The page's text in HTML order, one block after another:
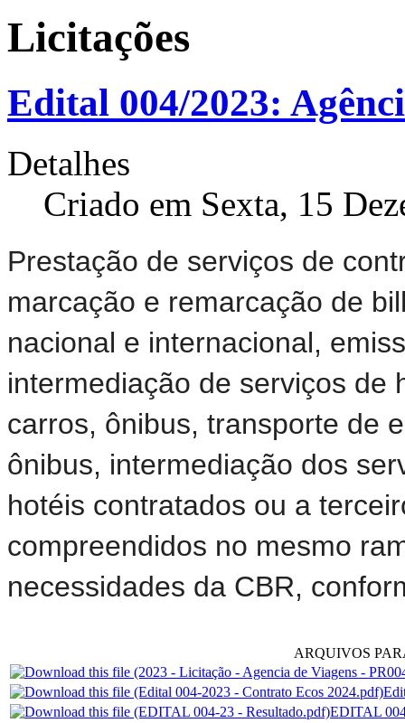
Licitações
Edital 004/2023:
Detalhes
Criado em Sexta, 15
Prestação de serviços de
marcação e remarcação de
nacional e internacional,
intermediação de serviços de
carros, ônibus, transporte de
ônibus, intermediação dos
hotéis contratados ou a
compreendidos no mesmo
necessidades da CBR,
ARQUIVOS
EDITAL